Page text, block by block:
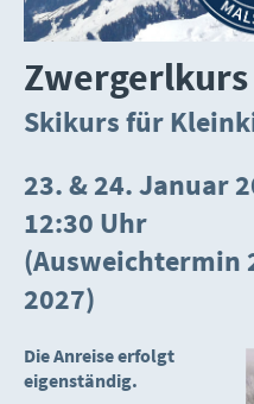
Zwergerlkurs
Skikurs für
23. & 24. Januar
12:30 Uhr
(Ausweichtermin
2027)
Die Anreise erfolgt
eigenständig.